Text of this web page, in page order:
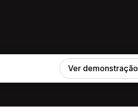
Ver demonstração